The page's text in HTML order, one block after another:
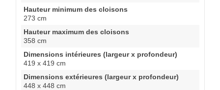
Hauteur minimum des cloisons
273 cm
Hauteur maximum des cloisons
358 cm
Dimensions intérieures (largeur x profondeur)
419 x 419 cm
Dimensions extérieures (largeur x profondeur)
448 x 448 cm